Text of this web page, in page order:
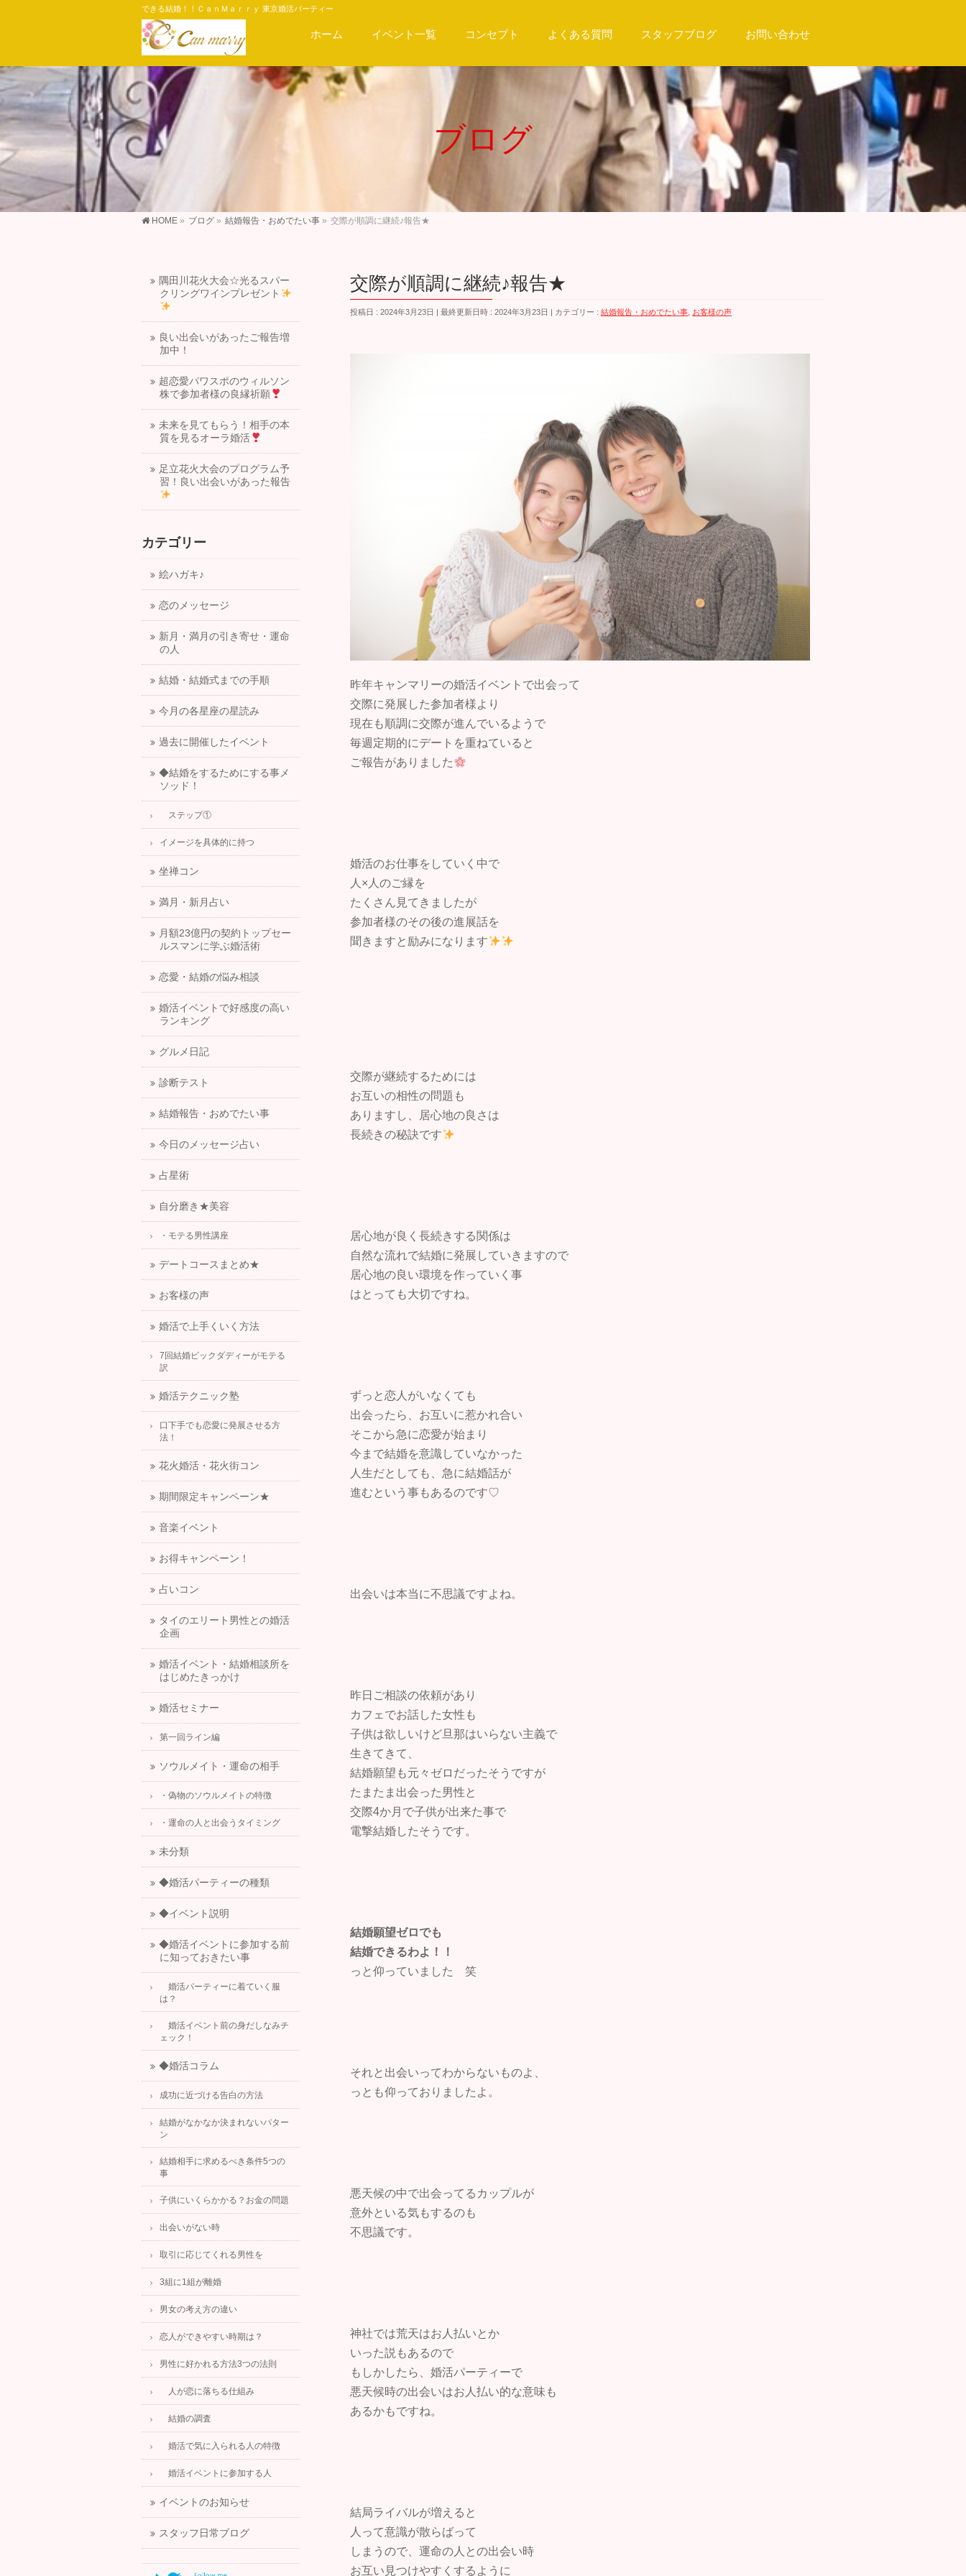
できる結婚！！ＣａｎＭａｒｒｙ 東京婚活パーティー
ホーム イベント一覧 コンセプト よくある質問 スタッフブログ お問い合わせ
ブログ
HOME » ブログ » 結婚報告・おめでたい事 » 交際が順調に継続♪報告★
交際が順調に継続♪報告★
投稿日 : 2024年3月23日 最終更新日時 : 2024年3月23日 カテゴリー : 結婚報告・おめでたい事 お客様の声
昨年キャンマリーの婚活イベントで出会って
交際に発展した参加者様より
現在も順調に交際が進んでいるようで
毎週定期的にデートを重ねていると
ご報告がありました
婚活のお仕事をしていく中で
人×人のご縁を
たくさん見てきましたが
参加者様のその後の進展話を
聞きますと励みになります
交際が継続するためには
お互いの相性の問題も
ありますし、居心地の良さは
長続きの秘訣です
居心地が良く長続きする関係は
自然な流れで結婚に発展していきますので
居心地の良い環境を作っていく事
はとっても大切ですね。
ずっと恋人がいなくても
出会ったら、お互いに惹かれ合い
そこから急に恋愛が始まり
今まで結婚を意識していなかった
人生だとしても、急に結婚話が
進むという事もあるのです♡
出会いは本当に不思議ですよね。
昨日ご相談の依頼があり
カフェでお話した女性も
子供は欲しいけど旦那はいらない主義で
生きてきて、
結婚願望も元々ゼロだったそうですが
たまたま出会った男性と
交際4か月で子供が出来た事で
電撃結婚したそうです。
結婚願望ゼロでも
結婚できるわよ！！
っと仰っていました 笑
それと出会いってわからないものよ、
っとも仰っておりましたよ。
悪天候の中で出会ってるカップルが
意外といる気もするのも
不思議です。
神社では荒天はお人払いとか
いった説もあるので
もしかしたら、婚活パーティーで
悪天候時の出会いはお人払い的な意味も
あるかもですね。
結局ライバルが増えると
人って意識が散らばって
しまうので、運命の人との出会い時
お互い見つけやすくするように
隅田川花火大会☆光るスパー
クリングワインプレゼント
良い出会いがあったご報告増
加中！
超恋愛パワスポのウィルソン
株で参加者様の良縁祈願
未来を見てもらう！相手の本
質を見るオーラ婚活
足立花火大会のプログラム予
習！良い出会いがあった報告
カテゴリー
絵ハガキ♪
恋のメッセージ
新月・満月の引き寄せ・運命
の人
結婚・結婚式までの手順
今月の各星座の星読み
過去に開催したイベント
◆結婚をするためにする事メ
ソッド！
ステップ①
イメージを具体的に持つ
坐禅コン
満月・新月占い
月額23億円の契約トップセー
ルスマンに学ぶ婚活術
恋愛・結婚の悩み相談
婚活イベントで好感度の高い
ランキング
グルメ日記
診断テスト
結婚報告・おめでたい事
今日のメッセージ占い
占星術
自分磨き★美容
・モテる男性講座
デートコースまとめ★
お客様の声
婚活で上手くいく方法
7回結婚ビックダディーがモテる
訳
婚活テクニック塾
口下手でも恋愛に発展させる方
法！
花火婚活・花火街コン
期間限定キャンペーン★
音楽イベント
お得キャンペーン！
占いコン
タイのエリート男性との婚活
企画
婚活イベント・結婚相談所を
はじめたきっかけ
婚活セミナー
第一回ライン編
ソウルメイト・運命の相手
・偽物のソウルメイトの特徴
・運命の人と出会うタイミング
未分類
◆婚活パーティーの種類
◆イベント説明
◆婚活イベントに参加する前
に知っておきたい事
婚活パーティーに着ていく服
は？
婚活イベント前の身だしなみチ
ェック！
◆婚活コラム
成功に近づける告白の方法
結婚がなかなか決まれないパター
ン
結婚相手に求めるべき条件5つの
事
子供にいくらかかる？お金の問題
出会いがない時
取引に応じてくれる男性を
3組に1組が離婚
男女の考え方の違い
恋人ができやすい時期は？
男性に好かれる方法3つの法則
人が恋に落ちる仕組み
結婚の調査
婚活で気に入られる人の特徴
婚活イベントに参加する人
イベントのお知らせ
スタッフ日常ブログ